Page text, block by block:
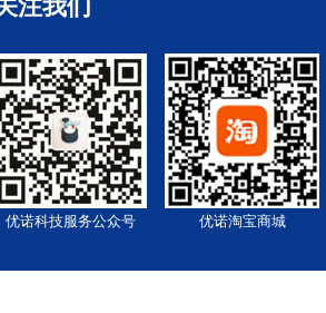
优诺科技服务公众号 优诺淘宝商城